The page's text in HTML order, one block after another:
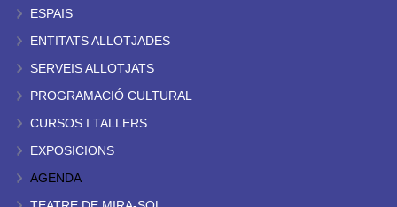
ESPAIS
ENTITATS ALLOTJADES
SERVEIS ALLOTJATS
PROGRAMACIÓ CULTURAL
CURSOS I TALLERS
EXPOSICIONS
AGENDA